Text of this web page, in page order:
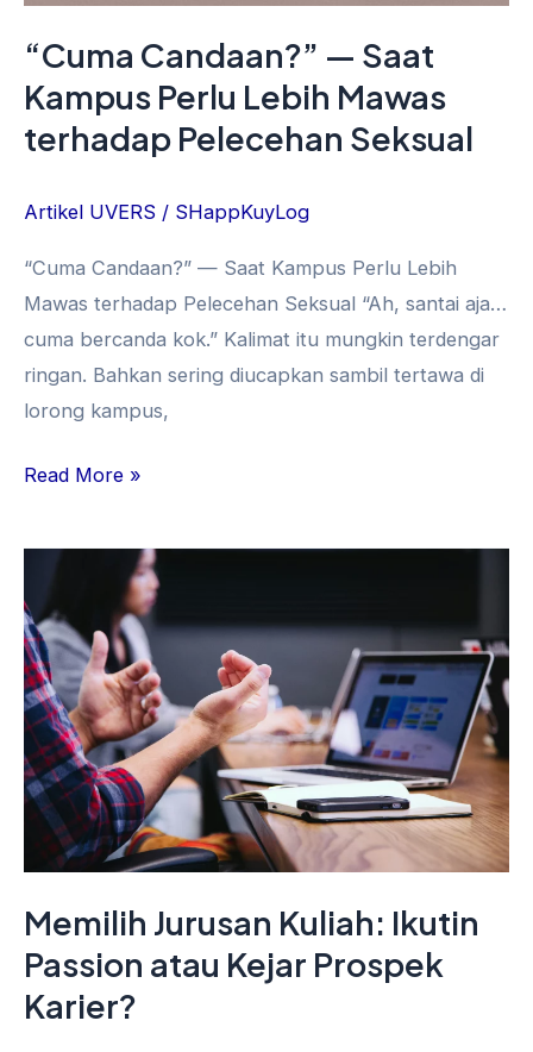
“Cuma Candaan?” — Saat
Kampus Perlu Lebih Mawas
terhadap Pelecehan Seksual
Artikel UVERS / SHappKuyLog
“Cuma Candaan?” — Saat Kampus Perlu Lebih
Mawas terhadap Pelecehan Seksual “Ah, santai aja…
cuma bercanda kok.” Kalimat itu mungkin terdengar
ringan. Bahkan sering diucapkan sambil tertawa di
lorong kampus,
Read More »
Memilih Jurusan Kuliah: Ikutin
Passion atau Kejar Prospek
Karier?
Jurusan
Kuliah:
Ikutin
Passion
atau
Kejar
Prospek
Karier?